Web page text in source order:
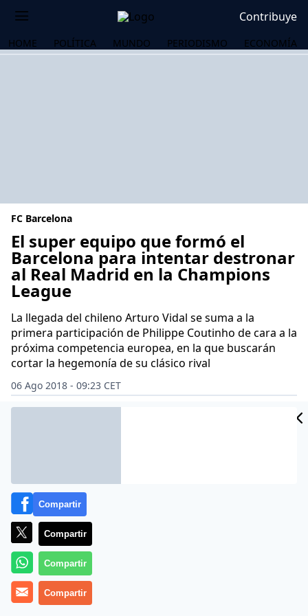
Contribuye
HOME POLÍTICA MUNDO PERIODISMO ECONOMÍA
FC Barcelona
El super equipo que formó el
Barcelona para intentar destronar
al Real Madrid en la Champions
League
La llegada del chileno Arturo Vidal se suma a la
primera participación de Philippe Coutinho de cara a la
próxima competencia europea, en la que buscarán
cortar la hegemonía de su clásico rival
06 Ago 2018 - 09:23 CET
Archivado en: ERNESTO VALVERDE
Compartir
Compartir
Compartir
Compartir